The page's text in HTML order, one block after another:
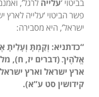
בביטוי ‘עלייה לרגל’,
פשר הביטוי ‘עלייה לארץ
ישראל’, היא מסבירה:
“כדתניא: וְקַמְתָּ וְעָלִיתָ
אֱלֹהֶיךָ(דברים יז, ח),
ארץ ישראל וארץ
קידושין סט ע”א).